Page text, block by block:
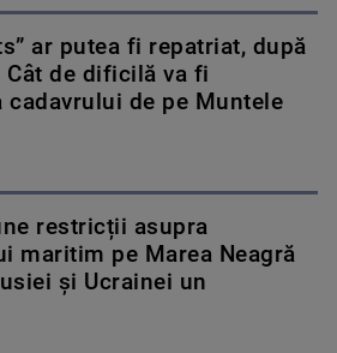
ar putea fi repatriat, după
de dificilă va fi
cadavrului de pe Muntele
restricții asupra
maritim pe Marea Neagră
și Ucrainei un